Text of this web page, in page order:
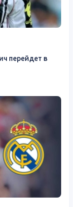
перейдет в